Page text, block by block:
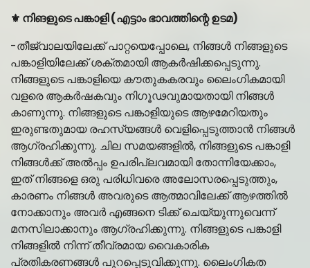
⚜️ നിങളുടെ പങ്കാളി (എട്ടാം ഭാവത്തിന്റെ ഉടമ)
-തീജ്വാലയിലേക്ക് പാറ്റയെപ്പോലെ, നിങ്ങൾ നിങ്ങളുടെ
പങ്കാളിയിലേക്ക് ശക്തമായി ആകർഷിക്കപ്പെടുന്നു.
നിങ്ങളുടെ പങ്കാളിയെ കൗതുകകരവും ലൈംഗികമായി
വളരെ ആകർഷകവും നിഗൂഢവുമായതായി നിങ്ങൾ
കാണുന്നു. നിങ്ങളുടെ പങ്കാളിയുടെ ആഴമേറിയതും
ഇരുണ്ടതുമായ രഹസ്യങ്ങൾ വെളിപ്പെടുത്താൻ നിങ്ങൾ
ആഗ്രഹിക്കുന്നു. ചില സമയങ്ങളിൽ, നിങ്ങളുടെ പങ്കാളി
നിങ്ങൾക്ക് അൽപ്പം ഉപരിപ്ലവമായി തോന്നിയേക്കാം,
ഇത് നിങ്ങളെ ഒരു പരിധിവരെ അലോസരപ്പെടുത്തും,
കാരണം നിങ്ങൾ അവരുടെ ആത്മാവിലേക്ക് ആഴത്തിൽ
നോക്കാനും അവർ എങ്ങനെ ടിക്ക് ചെയ്യുന്നുവെന്ന്
മനസിലാക്കാനും ആഗ്രഹിക്കുന്നു. നിങ്ങളുടെ പങ്കാളി
നിങ്ങളിൽ നിന്ന് തീവ്രമായ വൈകാരിക
പ്രതികരണങ്ങൾ പുറപ്പെടുവിക്കുന്നു. ലൈംഗികത